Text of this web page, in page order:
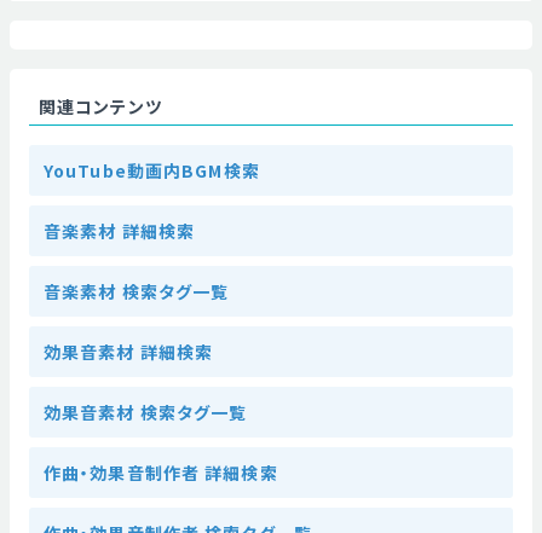
関連コンテンツ
YouTube動画内BGM検索
音楽素材 詳細検索
音楽素材 検索タグ一覧
効果音素材 詳細検索
効果音素材 検索タグ一覧
作曲・効果音制作者 詳細検索